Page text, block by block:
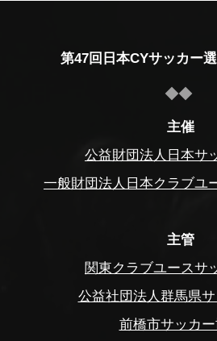
第47回日本CYサッカー
主催
公益財団法人日本サ
一般財団法人日本クラブユ
主管
関東クラブユースサ
公益社団法人群馬県
前橋市サッカ